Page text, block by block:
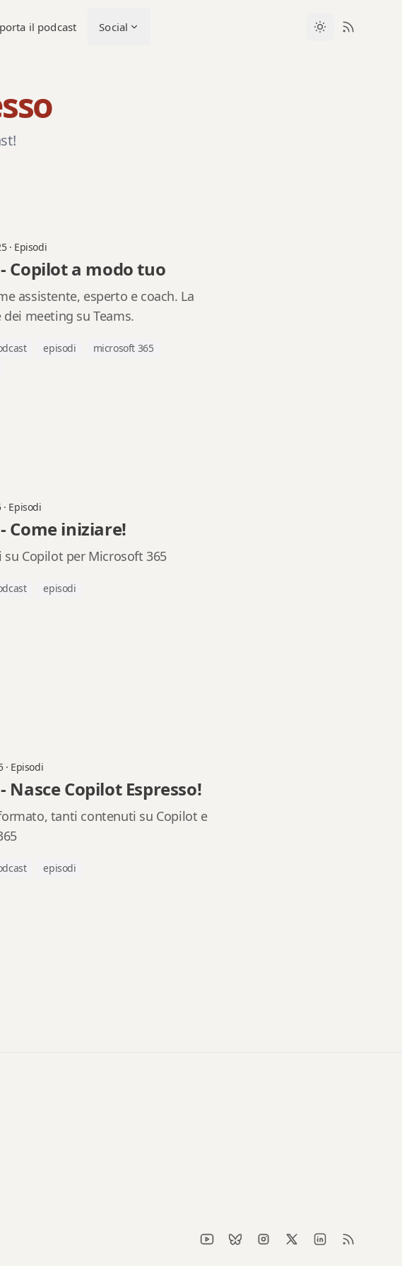
il podcast Social
· Episodi
Copilot a modo tuo
assistente, esperto e coach. La
meeting su Teams.
episodi
microsoft 365
· Episodi
Come iniziare!
su Copilot per Microsoft 365
episodi
· Episodi
Nasce Copilot Espresso!
tanti contenuti su Copilot e
episodi